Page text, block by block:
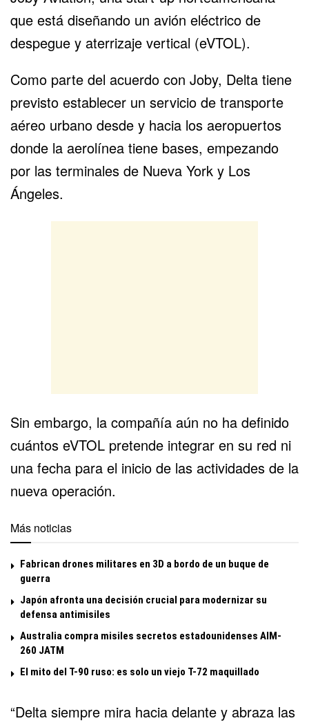
que está diseñando un avión eléctrico de
despegue y aterrizaje vertical (eVTOL).
Como parte del acuerdo con Joby, Delta tiene
previsto establecer un servicio de transporte
aéreo urbano desde y hacia los aeropuertos
donde la aerolínea tiene bases, empezando
por las terminales de Nueva York y Los
Ángeles.
Sin embargo, la compañía aún no ha definido
cuántos eVTOL pretende integrar en su red ni
una fecha para el inicio de las actividades de la
nueva operación.
Más noticias
Fabrican drones militares en 3D a bordo de un buque de
guerra
Japón afronta una decisión crucial para modernizar su
defensa antimisiles
Australia compra misiles secretos estadounidenses AIM-
260 JATM
El mito del T-90 ruso: es solo un viejo T-72 maquillado
“Delta siempre mira hacia delante y abraza las